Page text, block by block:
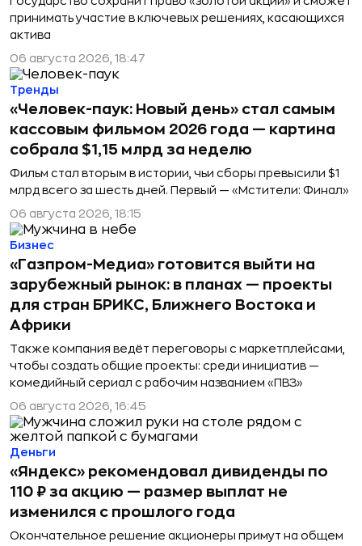
принимать участие в ключевых решениях, касающихся
актива
06 августа 2026, 18:47
«Человек-паук: Новый день» стал самым
кассовым фильмом 2026 года — картина
собрала $1,15 млрд за неделю
Фильм стал вторым в истории, чьи сборы превысили $1
млрд всего за шесть дней. Первый — «Мстители: Финал»
Тренды
06 августа 2026, 18:15
«Газпром-Медиа» готовится выйти на
зарубежный рынок: в планах — проекты
для стран БРИКС, Ближнего Востока и
Африки
Также компания ведёт переговоры с маркетплейсами,
чтобы создать общие проекты: среди инициатив —
комедийный сериал с рабочим названием «ПВЗ»
Бизнес
06 августа 2026, 16:45
«Яндекс» рекомендовал дивиденды по
110 ₽ за акцию — размер выплат не
изменился с прошлого года
Окончательное решение акционеры примут на общем
Деньги